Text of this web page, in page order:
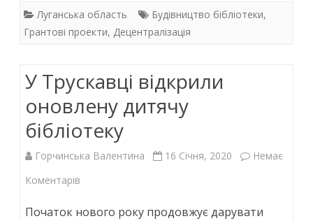
e
b
o
k
itt
er
at
s
p
p
k
e
n
Луганська область Будівництво бібліотеки,
Грантові проекти, Децентралізація
У Трускавці відкрили
оновлену дитячу
бібліотеку
Горчинська Валентина 16 Січня, 2020
Немає
Коментарів
Початок нового року продовжує дарувати